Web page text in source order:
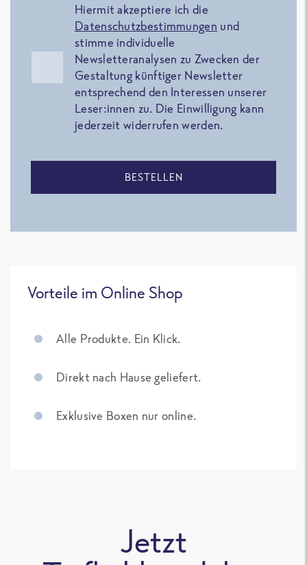
Hiermit akzeptiere ich die
Datenschutzbestimmungen und
stimme individuelle
Newsletteranalysen zu Zwecken der
Gestaltung künftiger Newsletter
entsprechend den Interessen unserer
Leser:innen zu. Die Einwilligung kann
jederzeit widerrufen werden.
BESTELLEN
Vorteile im Online Shop
Alle Produkte. Ein Klick.
Direkt nach Hause geliefert.
Exklusive Boxen nur online.
Jetzt